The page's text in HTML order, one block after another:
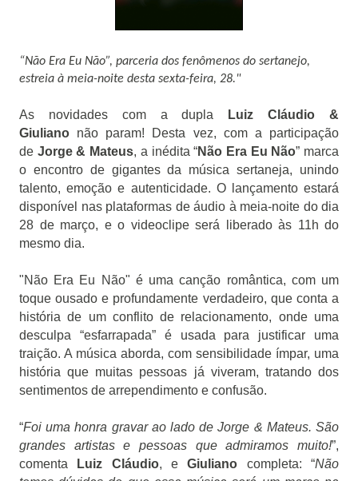
“Não Era Eu Não”, parceria dos fenômenos do sertanejo,
estreia à meia-noite desta sexta-feira, 28."
As novidades com a dupla Luiz Cláudio &
Giuliano não param! Desta vez, com a participação
de Jorge & Mateus, a inédita “Não Era Eu Não” marca
o encontro de gigantes da música sertaneja, unindo
talento, emoção e autenticidade. O lançamento estará
disponível nas plataformas de áudio à meia-noite do dia
28 de março, e o videoclipe será liberado às 11h do
mesmo dia.
"Não Era Eu Não" é uma canção romântica, com um
toque ousado e profundamente verdadeiro, que conta a
história de um conflito de relacionamento, onde uma
desculpa “esfarrapada” é usada para justificar uma
traição. A música aborda, com sensibilidade ímpar, uma
história que muitas pessoas já viveram, tratando dos
sentimentos de arrependimento e confusão.
“Foi uma honra gravar ao lado de Jorge & Mateus. São
grandes artistas e pessoas que admiramos muito!”,
comenta
Luiz Cláudio, eGiuliano completa: “Não